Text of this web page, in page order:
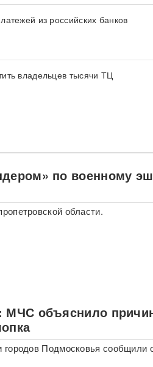
из российских банков
владельцев тысячи ТЦ
по военному
области.
МЧС объяснило
Подмосковья сообщили